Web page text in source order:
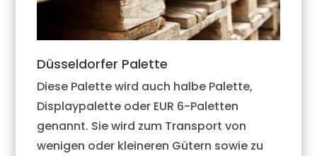
Düsseldorfer Palette
Diese Palette wird auch halbe Palette,
Displaypalette oder EUR 6-Paletten
genannt. Sie wird zum Transport von
wenigen oder kleineren Gütern sowie zu